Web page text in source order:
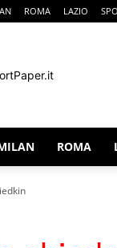
ROMA LAZIO
ROMA